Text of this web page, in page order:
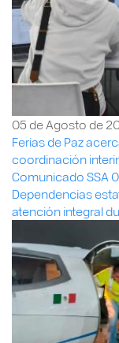
05 de Agosto de
Ferias de Paz
coordinación
Comunicado SSA
Dependencias
atención integral